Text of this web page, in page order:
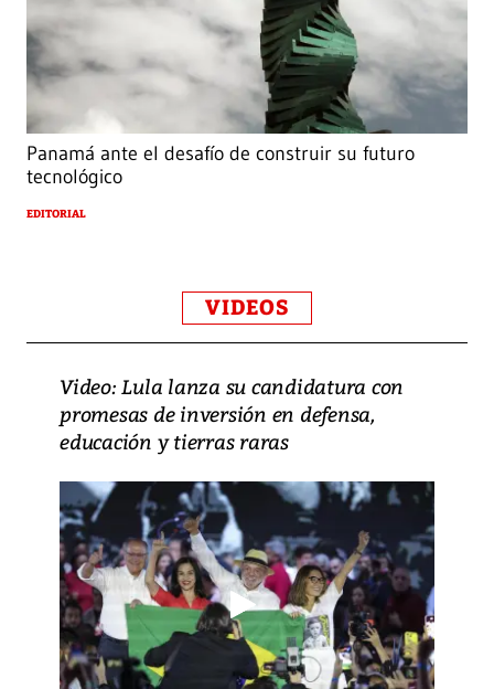
Panamá ante el desafío de construir su futuro
tecnológico
EDITORIAL
VIDEOS
Video: Lula lanza su candidatura con
promesas de inversión en defensa,
educación y tierras raras